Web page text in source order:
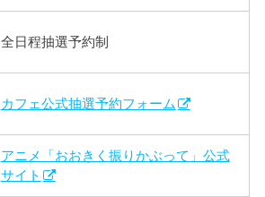
全日程抽選予約制
カフェ公式抽選予約フォーム
アニメ「おおきく振りかぶって」公式
サイト